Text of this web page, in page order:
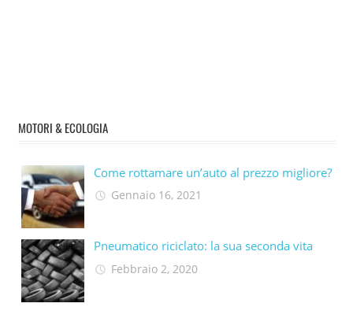
MOTORI & ECOLOGIA
Come rottamare un’auto al prezzo migliore?
Gennaio 16, 2021
Pneumatico riciclato: la sua seconda vita​
Febbraio 2, 2020